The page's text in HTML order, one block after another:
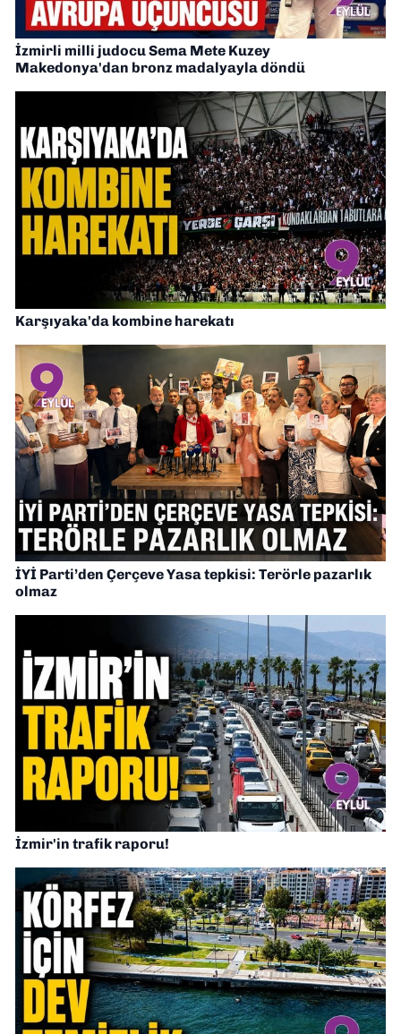
İzmirli milli judocu Sema Mete Kuzey
Makedonya'dan bronz madalyayla döndü
Karşıyaka'da kombine harekatı
İYİ Parti’den Çerçeve Yasa tepkisi: Terörle pazarlık
olmaz
İzmir'in trafik raporu!